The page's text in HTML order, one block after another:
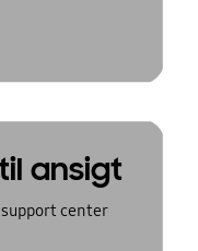
ansigt
center